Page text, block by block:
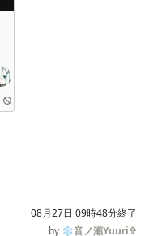
08月27日 09時48分終了
by ❄音ノ瀬Yuuri✞